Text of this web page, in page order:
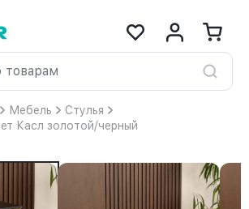
Мебель
Стулья
Касл золотой/черный